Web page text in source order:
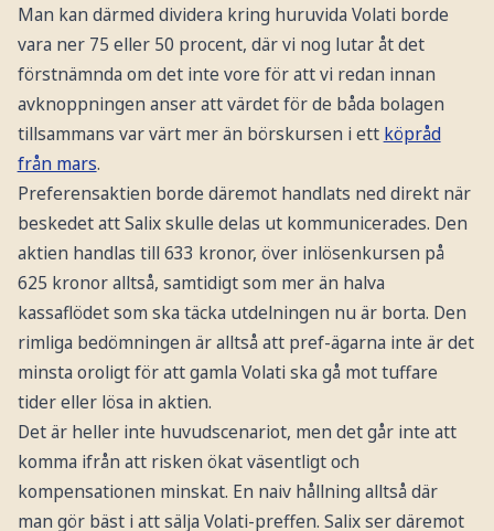
Man kan därmed dividera kring huruvida Volati borde
vara ner 75 eller 50 procent, där vi nog lutar åt det
förstnämnda om det inte vore för att vi redan innan
avknoppningen anser att värdet för de båda bolagen
tillsammans var värt mer än börskursen i ett köpråd
från mars.
Preferensaktien borde däremot handlats ned direkt när
beskedet att Salix skulle delas ut kommunicerades. Den
aktien handlas till 633 kronor, över inlösenkursen på
625 kronor alltså, samtidigt som mer än halva
kassaflödet som ska täcka utdelningen nu är borta. Den
rimliga bedömningen är alltså att pref-ägarna inte är det
minsta oroligt för att gamla Volati ska gå mot tuffare
tider eller lösa in aktien.
Det är heller inte huvudscenariot, men det går inte att
komma ifrån att risken ökat väsentligt och
kompensationen minskat. En naiv hållning alltså där
man gör bäst i att sälja Volati-preffen. Salix ser däremot